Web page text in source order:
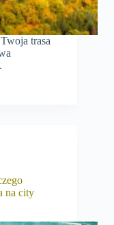
trasa
na city